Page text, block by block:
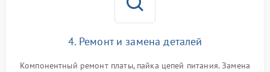
4. Ремонт и замена деталей
Компонентный ремонт платы, пайка цепей питания. Замена